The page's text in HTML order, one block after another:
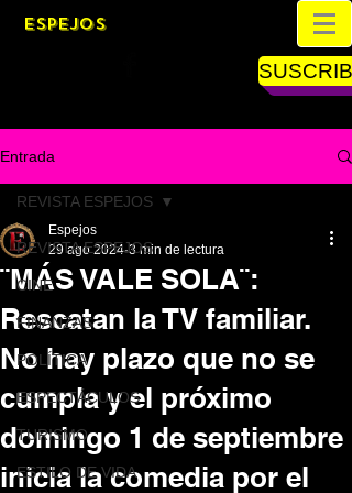
ESPEJOS
Entrada
REVISTA ESPEJOS
CINE
FINANZAS
POLÍTICA
ESPECTÁCULOS
TURISMO
ESTILO DE VIDA
REVISTA ESPEJOS
¨MÁS VALE SOLA¨:
Rescatan la TV familiar.
No hay plazo que no se
cumpla y el próximo
domingo 1 de septiembre
inicia la comedia por el
Espejos
29 ago 2024 3 min de lectura